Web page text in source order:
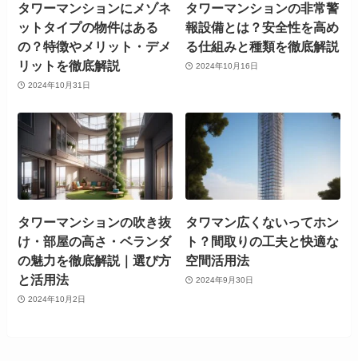
タワーマンションにメゾネ
ットタイプの物件はある
の？特徴やメリット・デメ
リットを徹底解説
2024年10月31日
タワーマンションの非常警
報設備とは？安全性を高め
る仕組みと種類を徹底解説
2024年10月16日
タワーマンションの吹き抜
け・部屋の高さ・ベランダ
の魅力を徹底解説｜選び方
と活用法
2024年10月2日
タワマン広くないってホン
ト？間取りの工夫と快適な
空間活用法
2024年9月30日